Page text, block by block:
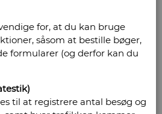
for, at du kan bruge
såsom at bestille bøger,
formularer (og derfor kan du
til at registrere antal besøg og